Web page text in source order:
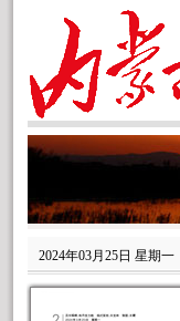
2024年03月25日 星期一